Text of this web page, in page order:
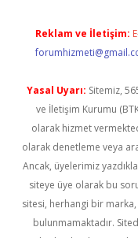
Reklam ve İletişim:
Yasal Uyarı: Sitemiz,
ve İletişim Kurumu
olarak hizmet
olarak denetleme veya
Ancak, üyelerimiz
siteye üye olarak bu
sitesi, herhangi bir marka,
bulunmamaktadır.